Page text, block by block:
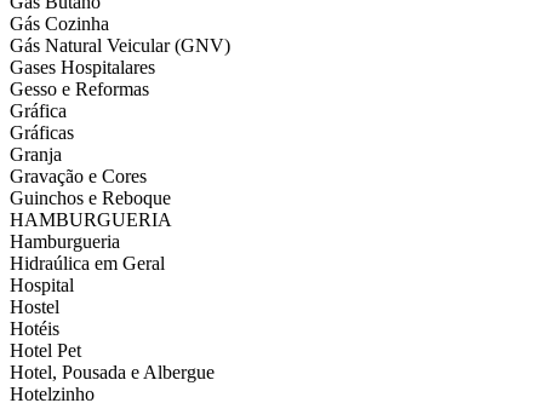
Gás Cozinha
Gás Natural Veicular (GNV)
Gases Hospitalares
Gesso e Reformas
Gráfica
Gráficas
Granja
Gravação e Cores
Guinchos e Reboque
HAMBURGUERIA
Hamburgueria
Hidraúlica em Geral
Hospital
Hostel
Hotéis
Hotel Pet
Hotel, Pousada e Albergue
Hotelzinho